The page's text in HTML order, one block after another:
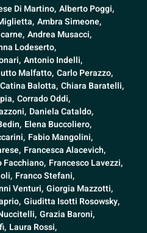
Di Martino, Alberto Poggi,
Ambra Simeone,
Andrea Musacci,
Lodeserto,
Antonio Indelli,
Malfatto, Carlo Perazzo,
Catina Balotta, Chiara Baratelli,
Corrado Oddi,
Daniela Cataldo,
Elena Buccoliero,
Fabio Mangolini,
Francesca Alacevich,
Facchiano, Francesco Lavezzi,
Franco Stefani,
Venturi, Giorgia Mazzotti,
Giuditta Isotti Rosowsky,
Grazia Baroni,
Laura Rossi,